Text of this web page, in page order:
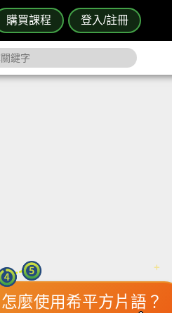
購買課程 登入/註冊
怎麼使用希平方片語？